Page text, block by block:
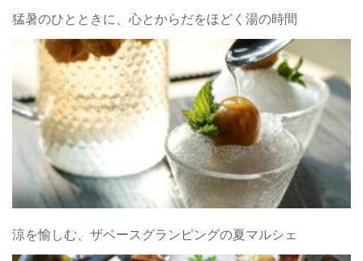
猛暑のひとときに、心とからだをほどく湯の時間
涼を愉しむ、ザベースグランピングの夏マルシェ